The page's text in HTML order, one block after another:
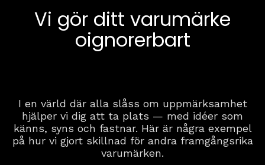
Vi gör ditt varumärke
oignorerbart
I en värld där alla slåss om uppmärksamhet
hjälper vi dig att ta plats — med idéer som
känns, syns och fastnar. Här är några exempel
på hur vi gjort skillnad för andra framgångsrika
varumärken.